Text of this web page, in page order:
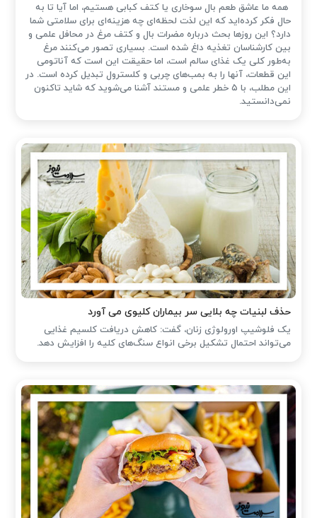
همه ما عاشق طعم بال سوخاری یا کتف کبابی هستیم، اما آیا تا به
حال فکر کرده‌اید که این لذت لحظه‌ای چه هزینه‌ای برای سلامتی شما
دارد؟ این روزها بحث درباره مضرات بال و کتف مرغ در محافل علمی و
بین کارشناسان تغذیه داغ شده است. بسیاری تصور می‌کنند مرغ
به‌طور کلی یک غذای سالم است، اما حقیقت این است که آناتومی
این قطعات، آنها را به بمب‌های چربی و کلسترول تبدیل کرده است. در
این مطلب، با ۵ خطر علمی و مستند آشنا می‌شوید که شاید تاکنون
نمی‌دانستید.
حذف لبنیات چه بلایی سر بیماران کلیوی می آورد
یک فلوشیپ اورولوژی زنان، گفت: کاهش دریافت کلسیم غذایی
می‌تواند احتمال تشکیل برخی انواع سنگ‌های کلیه را افزایش دهد.